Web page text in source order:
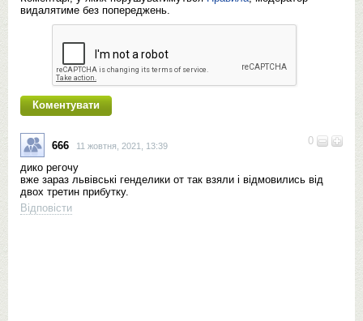
видалятиме без попереджень.
0
666 11 жовтня, 2021, 13:39
дико регочу
вже зараз львівські генделики от так взяли і відмовились від
двох третин прибутку.
Відповісти